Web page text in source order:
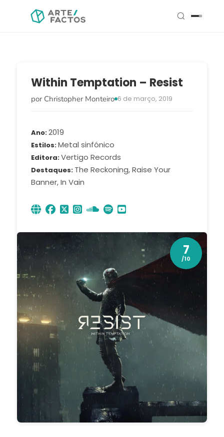
Within Temptation – Resist
por Christopher Monteiro 6 de março, 2019
Ano 2019
Estilos Metal sinfónico
Editora Vertigo Records
Destaques The Reckoning, Raise Your
Banner, In Vain
7
/10